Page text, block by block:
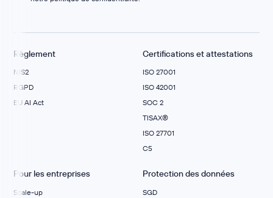
Règlement
NIS2
RGPD
EU AI Act
Certifications et attestations
ISO 27001
ISO 42001
SOC 2
TISAX®
ISO 27701
C5
Pour les entreprises
Scale-up
Protection des données
SGD